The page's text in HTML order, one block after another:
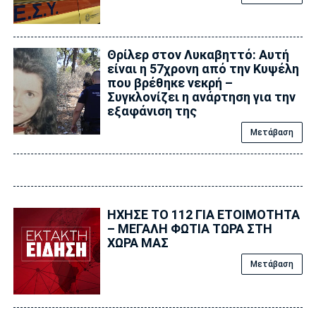
Θρίλερ στον Λυκαβηττό: Αυτή
είναι η 57χρονη από την Κυψέλη
που βρέθηκε νεκρή –
Συγκλονίζει η ανάρτηση για την
εξαφάνιση της
Μετάβαση
ΗΧΗΣΕ ΤΟ 112 ΓΙΑ ΕΤΟΙΜΟΤΗΤΑ
– ΜΕΓΑΛΗ ΦΩΤΙΑ ΤΩΡΑ ΣΤΗ
ΧΩΡΑ ΜΑΣ
Μετάβαση